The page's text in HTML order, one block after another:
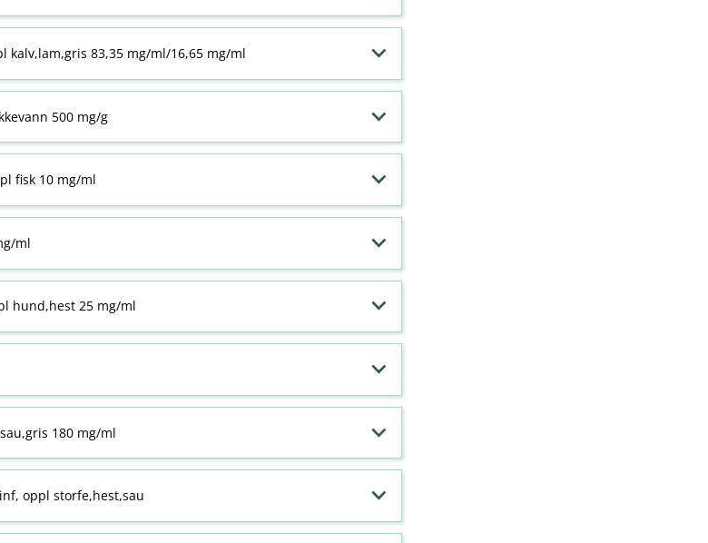
kalv,lam,gris 83,35 mg/ml/16,65 mg/ml
500 mg/g
fisk 10 mg/ml
ml
hund,hest 25 mg/ml
180 mg/ml
oppl storfe,hest,sau